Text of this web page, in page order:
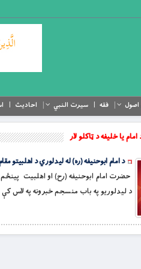
اصول فقه سیرت النبي احادیث
امام يا خليفه د ټاکلو لار
د امام ابوحنيفه (ره) له ليدلوري د اهلبيتو
حضرت امام ابوحنیفه (رح) او اهلبیت پينځم
د ليدلوريو په باب منسجم خبرونه په لاس